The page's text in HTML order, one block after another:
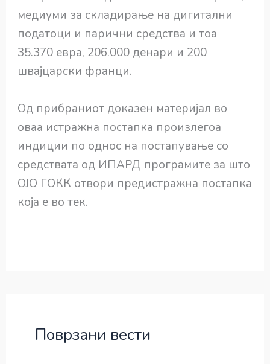
медиуми за складирање на дигитални
податоци и парични средства и тоа
35.370 евра, 206.000 денари и 200
швајцарски франци.
Од прибраниот доказен материјал во
оваа истражна постапка произлегоа
индиции по однос на постапување со
средствата од ИПАРД програмите за што
ОЈО ГОКК отвори предистражна постапка
која е во тек.
Поврзани вести